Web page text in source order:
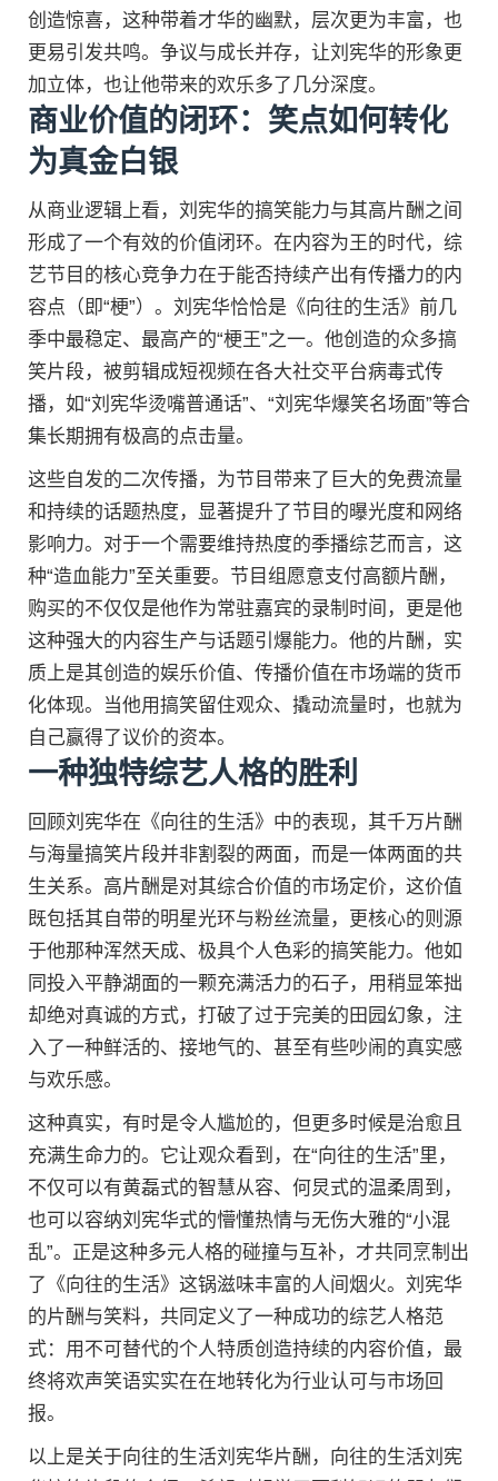
创造惊喜，这种带着才华的幽默，层次更为丰富，也
更易引发共鸣。争议与成长并存，让刘宪华的形象更
加立体，也让他带来的欢乐多了几分深度。
商业价值的闭环：笑点如何转化
为真金白银
从商业逻辑上看，刘宪华的搞笑能力与其高片酬之间
形成了一个有效的价值闭环。在内容为王的时代，综
艺节目的核心竞争力在于能否持续产出有传播力的内
容点（即“梗”）。刘宪华恰恰是《向往的生活》前几
季中最稳定、最高产的“梗王”之一。他创造的众多搞
笑片段，被剪辑成短视频在各大社交平台病毒式传
播，如“刘宪华烫嘴普通话”、“刘宪华爆笑名场面”等合
集长期拥有极高的点击量。
这些自发的二次传播，为节目带来了巨大的免费流量
和持续的话题热度，显著提升了节目的曝光度和网络
影响力。对于一个需要维持热度的季播综艺而言，这
种“造血能力”至关重要。节目组愿意支付高额片酬，
购买的不仅仅是他作为常驻嘉宾的录制时间，更是他
这种强大的内容生产与话题引爆能力。他的片酬，实
质上是其创造的娱乐价值、传播价值在市场端的货币
化体现。当他用搞笑留住观众、撬动流量时，也就为
自己赢得了议价的资本。
一种独特综艺人格的胜利
回顾刘宪华在《向往的生活》中的表现，其千万片酬
与海量搞笑片段并非割裂的两面，而是一体两面的共
生关系。高片酬是对其综合价值的市场定价，这价值
既包括其自带的明星光环与粉丝流量，更核心的则源
于他那种浑然天成、极具个人色彩的搞笑能力。他如
同投入平静湖面的一颗充满活力的石子，用稍显笨拙
却绝对真诚的方式，打破了过于完美的田园幻象，注
入了一种鲜活的、接地气的、甚至有些吵闹的真实感
与欢乐感。
这种真实，有时是令人尴尬的，但更多时候是治愈且
充满生命力的。它让观众看到，在“向往的生活”里，
不仅可以有黄磊式的智慧从容、何炅式的温柔周到，
也可以容纳刘宪华式的懵懂热情与无伤大雅的“小混
乱”。正是这种多元人格的碰撞与互补，才共同烹制出
了《向往的生活》这锅滋味丰富的人间烟火。刘宪华
的片酬与笑料，共同定义了一种成功的综艺人格范
式：用不可替代的个人特质创造持续的内容价值，最
终将欢声笑语实实在在地转化为行业认可与市场回
报。
以上是关于向往的生活刘宪华片酬，向往的生活刘宪